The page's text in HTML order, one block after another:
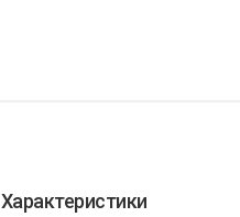
Характеристики